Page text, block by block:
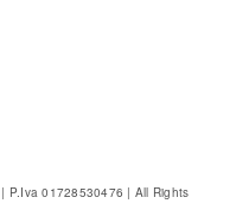
P.Iva 01728530476 | All Rights